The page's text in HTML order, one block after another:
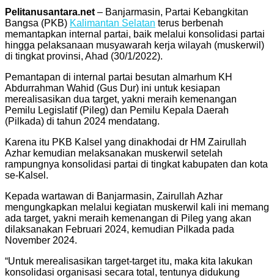
Telegram
Pelitanusantara.net – Banjarmasin, Partai Kebangkitan
Bangsa (PKB) Kalimantan Selatan terus berbenah
memantapkan internal partai, baik melalui konsolidasi partai
hingga pelaksanaan musyawarah kerja wilayah (muskerwil)
di tingkat provinsi, Ahad (30/1/2022).
Pemantapan di internal partai besutan almarhum KH
Abdurrahman Wahid (Gus Dur) ini untuk kesiapan
merealisasikan dua target, yakni meraih kemenangan
Pemilu Legislatif (Pileg) dan Pemilu Kepala Daerah
(Pilkada) di tahun 2024 mendatang.
Karena itu PKB Kalsel yang dinakhodai dr HM Zairullah
Azhar kemudian melaksanakan muskerwil setelah
rampungnya konsolidasi partai di tingkat kabupaten dan kota
se-Kalsel.
Kepada wartawan di Banjarmasin, Zairullah Azhar
mengungkapkan melalui kegiatan muskerwil kali ini memang
ada target, yakni meraih kemenangan di Pileg yang akan
dilaksanakan Februari 2024, kemudian Pilkada pada
November 2024.
“Untuk merealisasikan target-target itu, maka kita lakukan
konsolidasi organisasi secara total, tentunya didukung